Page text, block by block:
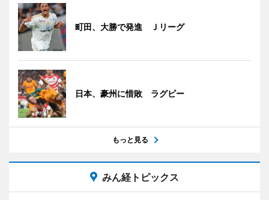
町田、大勝で発進 Ｊリーグ
日本、豪州に惜敗 ラグビー
もっと見る
みん経トピックス